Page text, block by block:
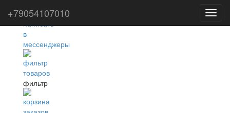
фильтр
+79054107010